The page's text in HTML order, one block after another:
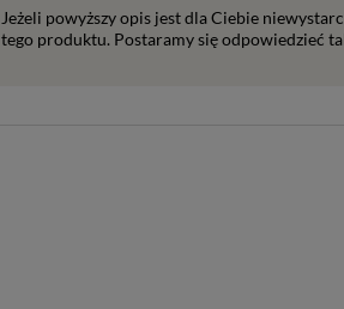
Jeżeli powyższy opis jest dla Ciebie
tego produktu. Postaramy się odpowiedzieć